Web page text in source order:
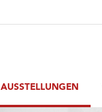
AUSSTELLUNGEN